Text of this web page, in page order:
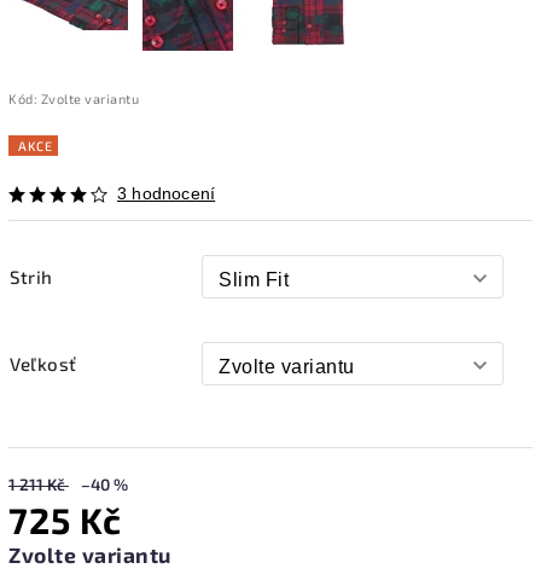
Kód: Zvolte variantu
AKCE
3 hodnocení
Strih
Veľkosť
1 211 Kč –40 %
725 Kč
Zvolte variantu